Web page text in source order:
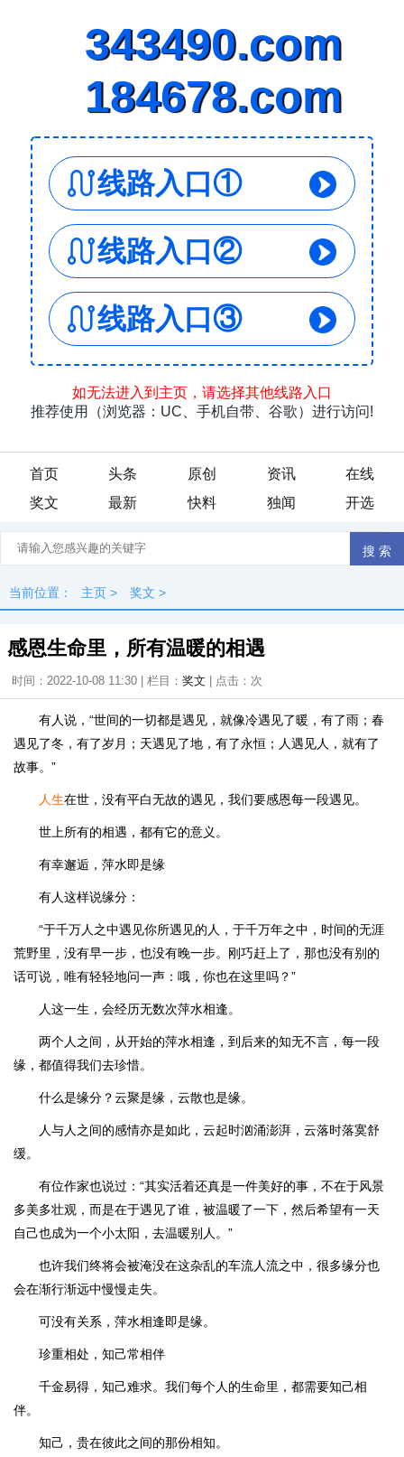
首页 头条 原创 资讯
在线
奖文
最新 快料 独闻 开选
当前位置： 主页 > 奖文 >
感恩生命里，所有温暖的相遇
时间：2022-10-08 11:30 | 栏目： 奖文 | 点击： 次
有人说，“世间的一切都是遇见，就像冷遇见了暖，有了雨；春
遇见了冬，有了岁月；天遇见了地，有了永恒；人遇见人，就有了
故事。”
人生在世，没有平白无故的遇见，我们要感恩每一段遇见。
世上所有的相遇，都有它的意义。
有幸邂逅，萍水即是缘
有人这样说缘分：
“于千万人之中遇见你所遇见的人，于千万年之中，时间的无涯
荒野里，没有早一步，也没有晚一步。刚巧赶上了，那也没有别的
话可说，唯有轻轻地问一声：哦，你也在这里吗？”
人这一生，会经历无数次萍水相逢。
两个人之间，从开始的萍水相逢，到后来的知无不言，每一段
缘，都值得我们去珍惜。
什么是缘分？云聚是缘，云散也是缘。
人与人之间的感情亦是如此，云起时汹涌澎湃，云落时落寞舒
缓。
有位作家也说过：“其实活着还真是一件美好的事，不在于风景
多美多壮观，而是在于遇见了谁，被温暖了一下，然后希望有一天
自己也成为一个小太阳，去温暖别人。”
也许我们终将会被淹没在这杂乱的车流人流之中，很多缘分也
会在渐行渐远中慢慢走失。
可没有关系，萍水相逢即是缘。
珍重相处，知己常相伴
千金易得，知己难求。我们每个人的生命里，都需要知己相
伴。
知己，贵在彼此之间的那份相知。